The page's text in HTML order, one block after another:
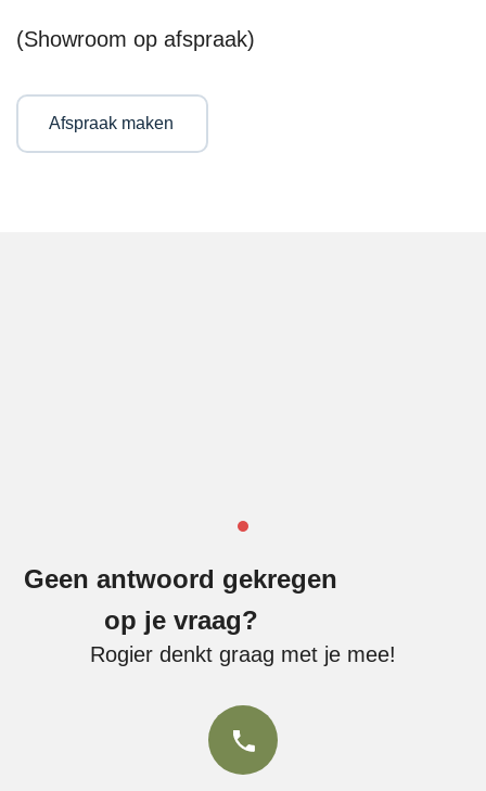
(Showroom op afspraak)
Afspraak maken
Geen antwoord gekregen
op je vraag?
Rogier denkt graag met je mee!